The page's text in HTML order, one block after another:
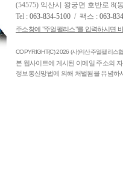
(54575) 익산시 왕궁면 호반로 8(
Tel : 063-834-5100 / 팩스 : 063-
주소창에 "주얼팰리스"를 입력하시면
COPYRIGHT(C) 2026 (사)익산주얼팰리스
본 웹사이트에 게시된 이메일 주소의
정보통신망법에 의해 처벌됨을 유념하